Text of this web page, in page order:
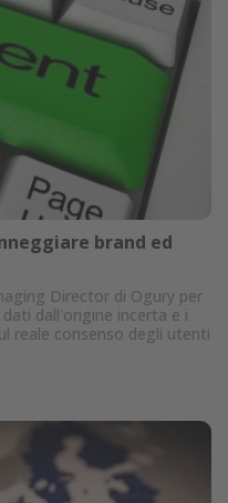
brand ed
Director di Ogury per
dall'origine incerta e i
reale consenso degli utenti